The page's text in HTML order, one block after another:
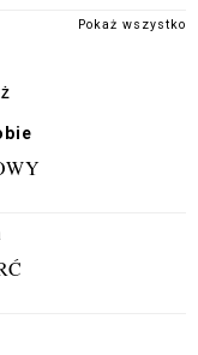
Pokaż wszystko